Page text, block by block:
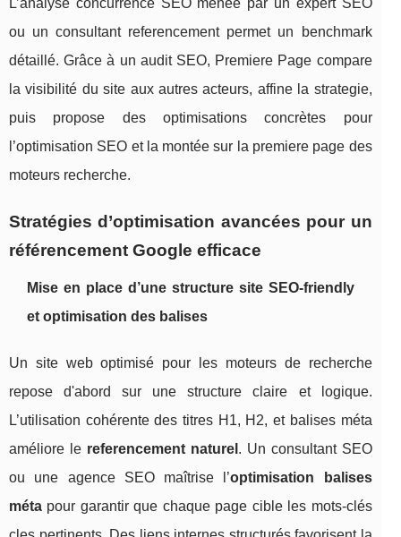
ou un consultant referencement permet un benchmark
détaillé. Grâce à un audit SEO, Premiere Page compare
la visibilité du site aux autres acteurs, affine la strategie,
puis propose des optimisations concrètes pour
l’optimisation SEO et la montée sur la premiere page des
moteurs recherche.
Stratégies d’optimisation avancées pour un
référencement Google efficace
Mise en place d’une structure site SEO-friendly
et optimisation des balises
Un site web optimisé pour les moteurs de recherche
repose d'abord sur une structure claire et logique.
L’utilisation cohérente des titres H1, H2, et balises méta
améliore le referencement naturel . Un consultant SEO
ou une agence SEO maîtrise l’optimisation balises
méta pour garantir que chaque page cible les mots-clés